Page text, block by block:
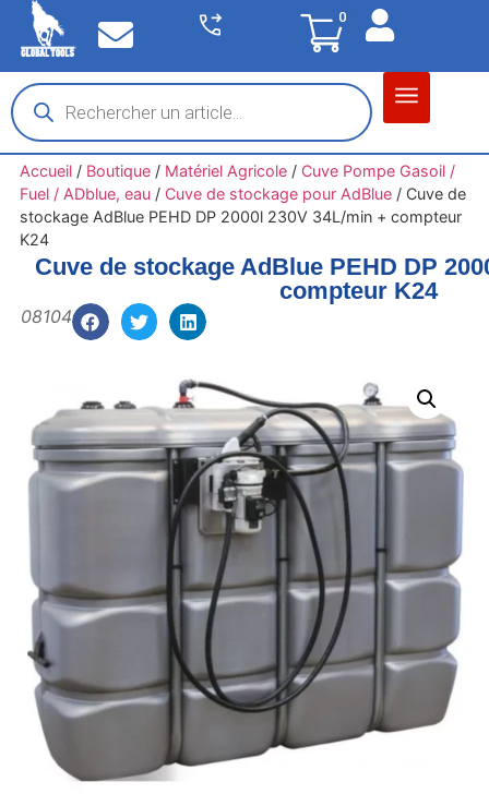
0
Accueil/ Boutique/ Matériel Agricole/ Cuve Pompe Gasoil /
Fuel / ADblue, eau/ Cuve de stockage pour AdBlue/ Cuve de
stockage AdBlue PEHD DP 2000l 230V 34L/min + compteur
K24
Cuve de stockage AdBlue PEHD DP
compteur K24
08104